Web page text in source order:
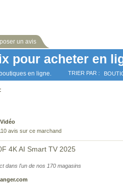
un avis
pour acheter en
en ligne. TRIER PAR :
avis sur ce marchand
4K AI Smart TV 2025
dans l'un de nos 170 magasins